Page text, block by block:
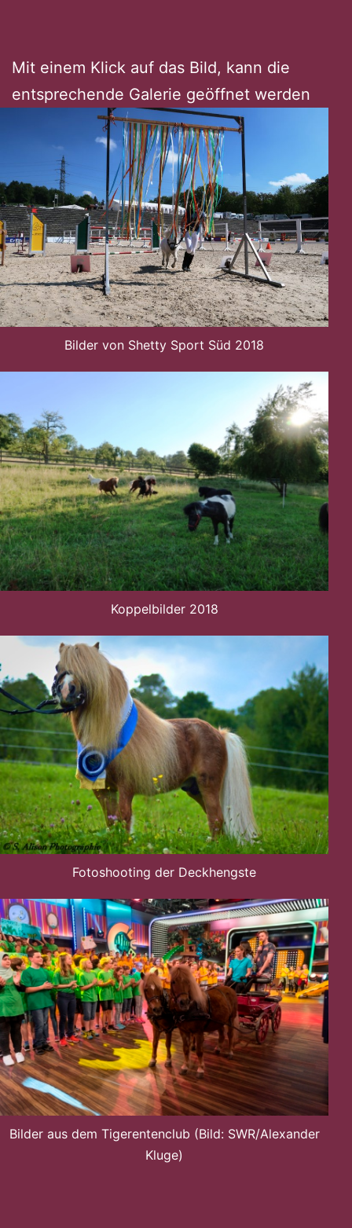
Mit einem Klick auf das Bild, kann die
entsprechende Galerie geöffnet werden
Bilder von Shetty Sport Süd 2018
Koppelbilder 2018
Fotoshooting der Deckhengste
Bilder aus dem Tigerentenclub (Bild: SWR/Alexander
Kluge)